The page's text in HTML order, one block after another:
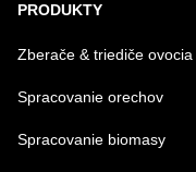
PRODUKTY
Zberače & triediče ovocia
Spracovanie orechov
Spracovanie biomasy